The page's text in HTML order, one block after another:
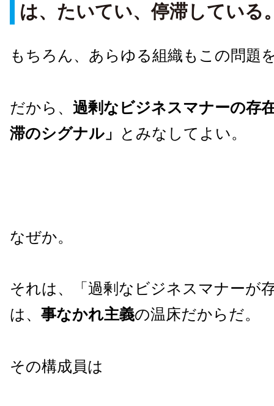
は、たいてい、停滞している
もちろん、あらゆる組織もこの問題
だから、 過剰なビジネスマナーの存
滞のシグナル」 とみなしてよい。
なぜか。
それは、「過剰なビジネスマナーが
は、 事なかれ主義の温床だからだ。
その構成員は